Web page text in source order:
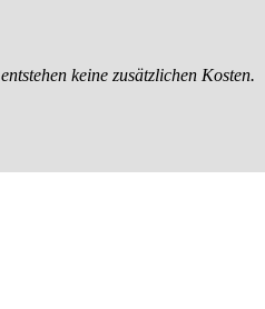
entstehen keine zusätzlichen Kosten.